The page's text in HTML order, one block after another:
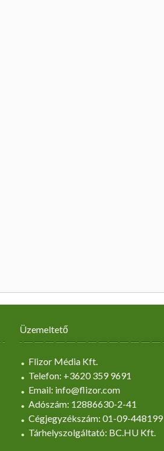
Üzemeltető
Flizor Média Kft.
Telefon: +3620 359 9691
Email: info@flizor.com
Adószám: 12886630-2-41
Cégjegyzékszám: 01-09-448199
Tárhelyszolgáltató: BC.HU Kft.